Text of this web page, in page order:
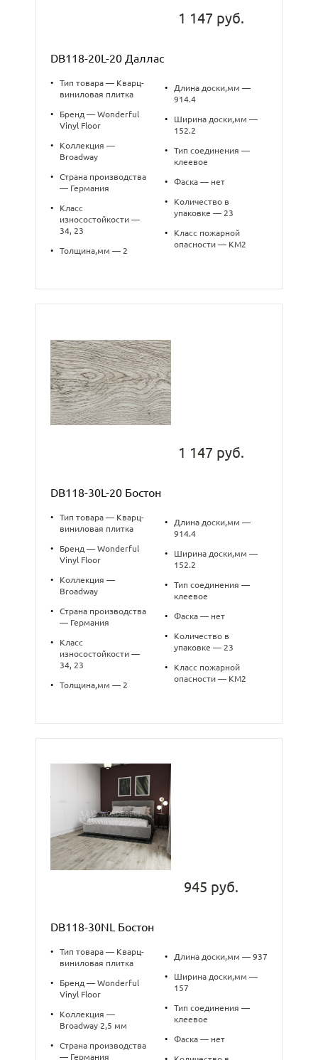
1 147 руб.
DB118-20L-20 Даллас
•
Тип товара — Кварц-
виниловая плитка
•
Бренд — Wonderful
Vinyl Floor
•
Коллекция —
Broadway
•
Страна производства
— Германия
•
Класс
износостойкости —
34, 23
• Толщина,мм — 2
•
Длина доски,мм —
914.4
•
Ширина доски,мм —
152.2
•
Тип соединения —
клеевое
• Фаска — нет
•
Количество в
упаковке — 23
•
Класс пожарной
опасности — КМ2
1 147 руб.
DB118-30L-20 Бостон
•
Тип товара — Кварц-
виниловая плитка
•
Бренд — Wonderful
Vinyl Floor
•
Коллекция —
Broadway
•
Страна производства
— Германия
•
Класс
износостойкости —
34, 23
• Толщина,мм — 2
•
Длина доски,мм —
914.4
•
Ширина доски,мм —
152.2
•
Тип соединения —
клеевое
• Фаска — нет
•
Количество в
упаковке — 23
•
Класс пожарной
опасности — КМ2
945 руб.
DB118-30NL Бостон
•
Тип товара — Кварц-
виниловая плитка
•
Бренд — Wonderful
Vinyl Floor
•
Коллекция —
Broadway 2,5 мм
•
Страна производства
— Германия
• Длина доски,мм — 937
•
Ширина доски,мм —
157
•
Тип соединения —
клеевое
• Фаска — нет